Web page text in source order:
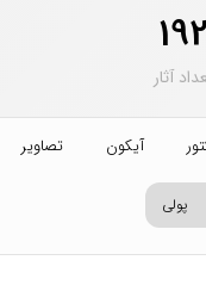
192
آثار
آیکون تصاویر
پولی